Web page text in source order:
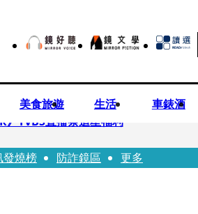
美食旅遊 生活 車錶酒
TVBS直播祭追星福利
就喊撤出！
發燒榜 防詐鏡區 更多